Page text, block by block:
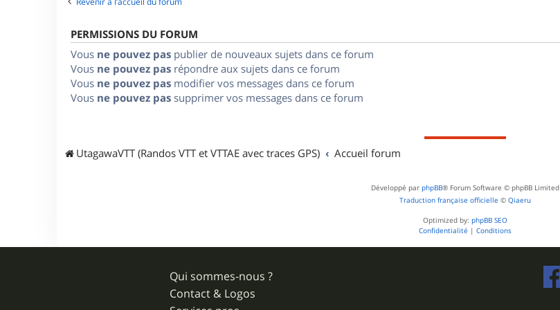
PERMISSIONS DU FORUM
Vous ne pouvez pas publier de nouveaux sujets dans ce forum
Vous ne pouvez pas répondre aux sujets dans ce forum
Vous ne pouvez pas modifier vos messages dans ce forum
Vous ne pouvez pas supprimer vos messages dans ce forum
UtagawaVTT (Randos VTT et VTTAE avec traces GPS) Accueil forum
Développé par phpBB® Forum Software © phpBB Limited
Traduction française officielle © Qiaeru
Optimized by: phpBB SEO
Confidentialité | Conditions
Qui sommes-nous ?
Contact & Logos